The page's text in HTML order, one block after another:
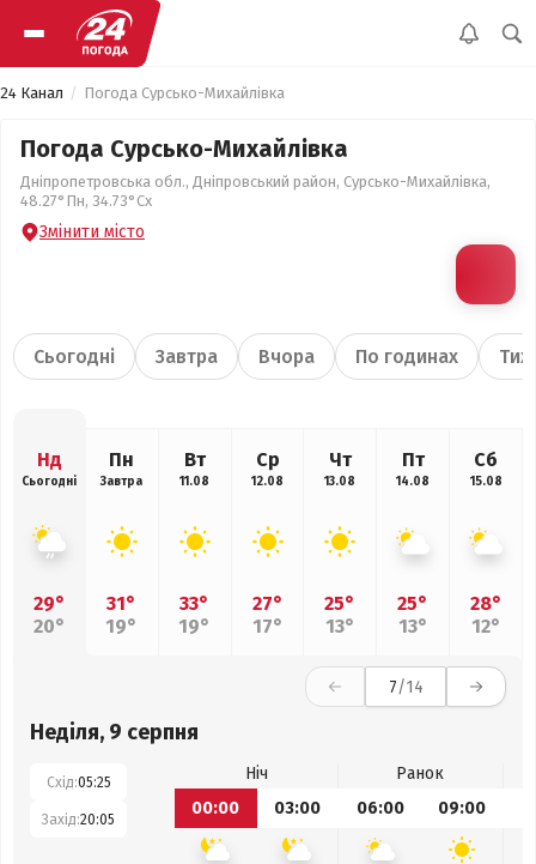
24 Канал Погода Сурсько-Михайлівка
Погода Сурсько-Михайлівка
Дніпропетровська обл., Дніпровський район, Сурсько-Михайлівка,
48.27°Пн, 34.73°Сх
Змінити місто
Сьогодні Завтра Вчора По годинах
Нд
Сьогодні
29°
20°
Пн
Завтра
31°
19°
Вт
11.08
33°
19°
Ср
12.08
27°
17°
Чт
13.08
25°
13°
Пт
14.08
25°
13°
Сб
15.08
28°
12°
7/14
Неділя, 9 серпня
Схід:05:25
Захід:20:05
Ніч
Ранок
00:00
03:00 06:00 09:00